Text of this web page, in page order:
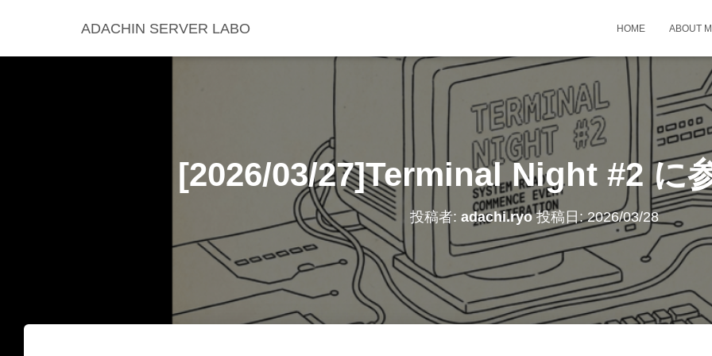
ADACHIN SERVER LABO HOME ABOUT
[2026/03/27]Terminal Night #2 に
投稿者: adachi.ryo投稿日:2026/03/28